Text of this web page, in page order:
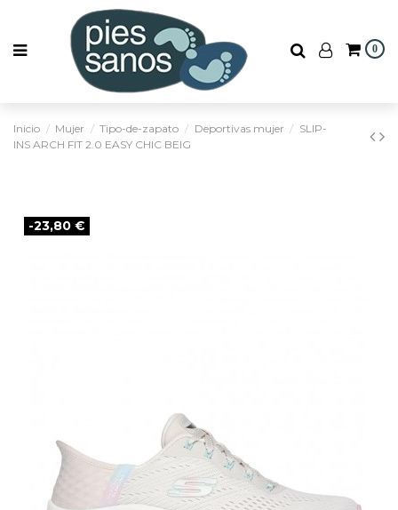
0
Inicio Mujer Tipo-de-zapato Deportivas mujer
SLIP-
INS ARCH FIT 2.0 EASY CHIC BEIG
-23,80 €